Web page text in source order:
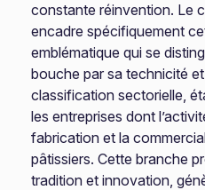
constante réinvention. Le
encadre spécifiquement
emblématique qui se
bouche par sa technicité
classification sectorielle,
les entreprises dont
fabrication et la
pâtissiers. Cette branche
tradition et innovation,